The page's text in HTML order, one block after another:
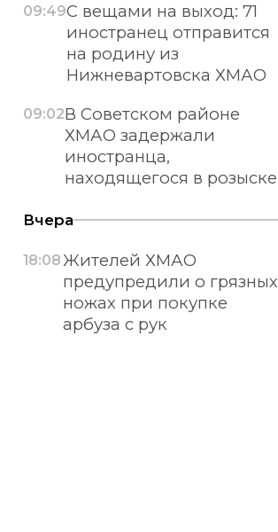
09:49С вещами на выход: 71
иностранец отправится
на родину из
Нижневартовска ХМАО
09:02В Советском районе
ХМАО задержали
иностранца,
находящегося в розыске
Вчера
18:08Жителей ХМАО
предупредили о грязных
ножах при покупке
арбуза с рук